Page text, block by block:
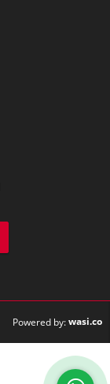
Powered by:wasi.co